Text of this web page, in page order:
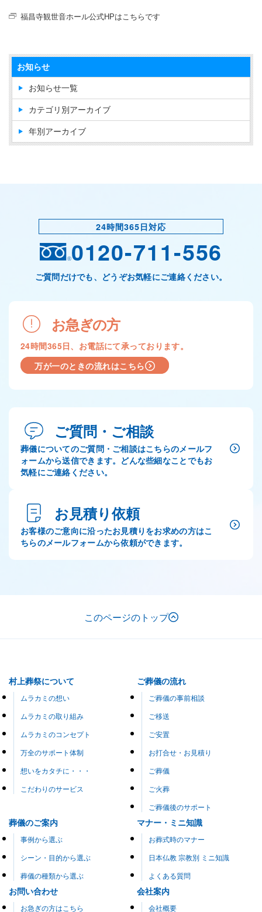
福昌寺観世音ホール公式HPはこちらです
お知らせ
お知らせ一覧
カテゴリ別アーカイブ
年別アーカイブ
24時間365日対応
0120-711-556
ご質問だけでも、どうぞお気軽にご連絡ください。
お急ぎの方
24時間365日、お電話にて承っております。
万が一のときの流れはこちら
ご質問・ご相談
葬儀についてのご質問・ご相談はこちらのメールフ
ォームから送信できます。どんな些細なことでもお
気軽にご連絡ください。
お見積り依頼
お客様のご意向に沿ったお見積りをお求めの方はこ
ちらのメールフォームから依頼ができます。
このページのトップ
村上葬祭について
ムラカミの想い
ムラカミの取り組み
ムラカミのコンセプト
万全のサポート体制
想いをカタチに・・・
こだわりのサービス
葬儀のご案内
事例から選ぶ
シーン・目的から選ぶ
葬儀の種類から選ぶ
ご葬儀の流れ
ご葬儀の事前相談
ご移送
ご安置
お打合せ・お見積り
ご葬儀
ご火葬
ご葬儀後のサポート
マナー・ミニ知識
お葬式時のマナー
日本仏教 宗教別 ミニ知識
よくある質問
お問い合わせ
お急ぎの方はこちら
会社案内
会社概要